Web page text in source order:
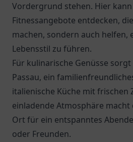
Vordergrund stehen. Hier
Fitnessangebote entdecken,
machen, sondern auch helfen,
Lebensstil zu führen.
Für kulinarische Genüsse
Passau, ein
italienische Küche mit frischen
einladende Atmosphäre macht
Ort für ein entspanntes
oder Freunden.